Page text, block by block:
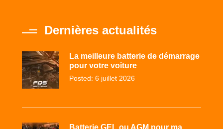
Dernières actualités
La meilleure batterie de démarrage
pour votre voiture
Posted: 6 juillet 2026
Batterie GEL ou AGM pour ma